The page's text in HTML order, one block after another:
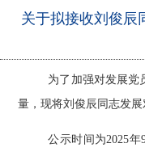
关于拟接收刘俊辰
为了加强对发展党
量，现将刘俊辰同志发展
公示时间为2025年